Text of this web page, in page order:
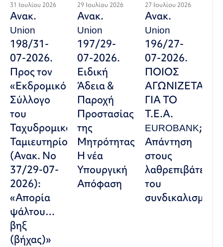
31 Ιουλίου 2026
Ανακ.
Union
198/31-
07-2026.
Προς τον
«Εκδρομικό
Σύλλογο
του
Ταχυδρομικού
Ταμιευτηρίου»
(Ανακ. Νο
37/29-07-
2026):
«Απορία
ψάλτου…
βηξ
(βήχας)»
29 Ιουλίου 2026
Ανακ.
Union
197/29-
07-2026.
Ειδική
Άδεια &
Παροχή
Προστασίας
της
Μητρότητας:
Η νέα
Υπουργική
Απόφαση
27 Ιουλίου 2026
Ανακ.
Union
196/27-
07-2026.
ΠΟΙΟΣ
ΑΓΩΝΙΖΕΤΑΙ
ΓΙΑ ΤΟ
Τ.Ε.Α.
EUROBANK;
Απάντηση
στους
λαθρεπιβάτες
του
συνδικαλισμού